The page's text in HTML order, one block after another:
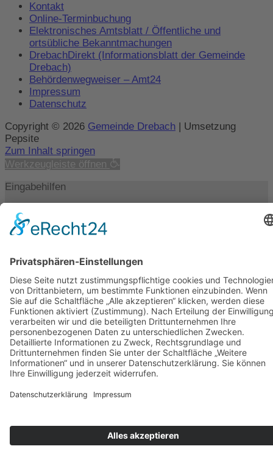
Kontakt
Online-Terminbuchung
Elektronisches Amtsblatt / Öffentliche und
ortsübliche Bekanntmachungen
DrebachDirekt (Informationsblatt der Gemeinde
Drebach)
Behördenwegweiser – Amt24
Impressum
Datenschutz
Copyright © 2026 Gemeinde Drebach | Umsetzung
Pepsite
Zum Inhalt springen
Werkzeugleiste öffnen
Eingabehilfen
Text verkleinern
Graustufen
Negativer Kontrast
Heller Hintergrund
Links unterstrichen
Lesbare Schriften
Zurücksetzen
→
Termin buchen Online-Terminbuchung für Melde-
und Gewerbeamt hier!